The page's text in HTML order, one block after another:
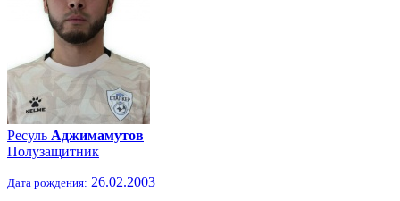
Ресуль Аджимамутов
Полузащитник
Дата рождения: 26.02.2003